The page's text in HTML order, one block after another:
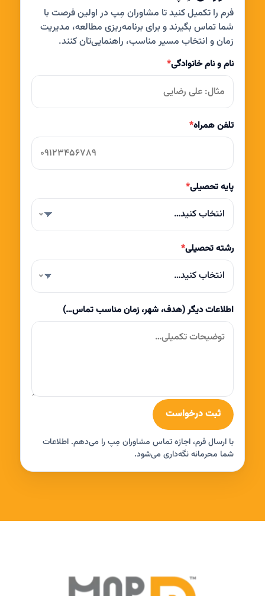
فرم را تکمیل کنید تا مشاوران مِپ در اولین فرصت با
شما تماس بگیرند و برای برنامه‌ریزی مطالعه، مدیریت
زمان و انتخاب مسیر مناسب، راهنمایی‌تان کنند.
نام و نام خانوادگی*
تلفن همراه*
پایه تحصیلی*
انتخاب کنید…
رشته تحصیلی*
انتخاب کنید…
اطلاعات دیگر (هدف، شهر، زمان مناسب تماس…)
ثبت درخواست
با ارسال فرم، اجازه تماس مشاوران مِپ را می‌دهم. اطلاعات
شما محرمانه نگه‌داری می‌شود.